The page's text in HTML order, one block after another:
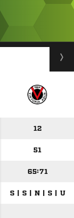
12
51
65:71
S | S | N | S | U